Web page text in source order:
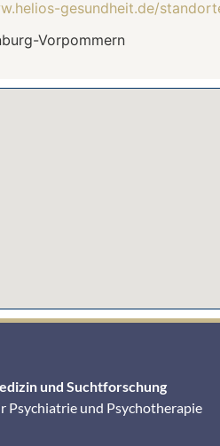
gesundheit.de/
Vorpommern
und Suchtforschung
Psychiatrie und Psychotherapie